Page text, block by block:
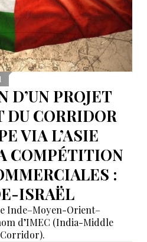
D’UN PROJET
DU CORRIDOR
VIA L’ASIE
COMPÉTITION
:
ISRAËL
Inde–Moyen-Orient–
d’IMEC (India-Middle